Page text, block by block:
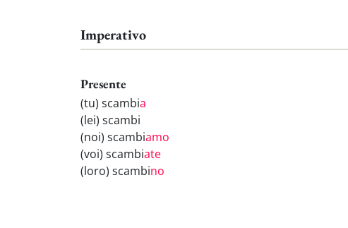
Imperativo
Presente
(tu) scambia
(lei) scambi
(noi) scambiamo
(voi) scambiate
(loro) scambino